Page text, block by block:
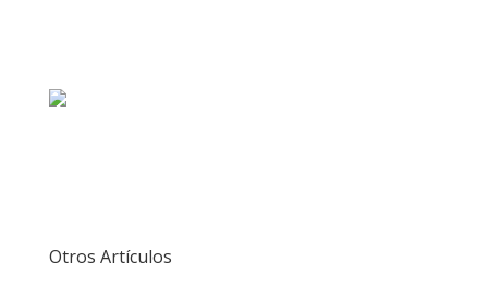
Otros Artículos